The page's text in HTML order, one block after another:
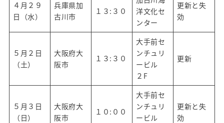
４月２９
日（水）
兵庫県加
古川市
１３:３０
洋文化セ
ンター
更新と失
効
５月２日
（土）
大阪府大
阪市
１３:３０
大手前セ
ンチュリ
ービル
２F
更新
５月３日
（日）
大阪府大
阪市
１０:００
大手前セ
ンチュリ
ービル
更新と失
効